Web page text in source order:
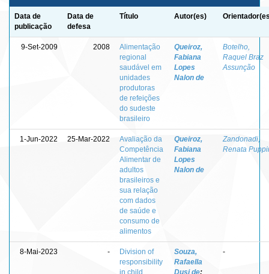
Data de
publicação
Data de
defesa
Título Autor(es)
9-Set-2009 2008
Alimentação
regional
saudável em
unidades
produtoras
de refeições
do sudeste
brasileiro
Queiroz,
Fabiana
Lopes
Nalon de
Botelho,
Raquel Braz
Assunção
1-Jun-2022 25-Mar-2022
Avaliação da
Competência
Alimentar de
adultos
brasileiros e
sua relação
com dados
de saúde e
consumo de
alimentos
Queiroz,
Fabiana
Lopes
Nalon de
Zandonadi,
Renata
8-Mai-2023 -
Division of
responsibility
in child
Souza,
Rafaella
Dusi de;
-